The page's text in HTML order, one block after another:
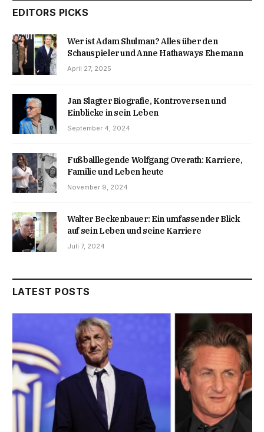
EDITORS PICKS
Wer ist Adam Shulman? Alles über den
Schauspieler und Anne Hathaways Ehemann
April 27, 2025
Jan Slagter Biografie, Kontroversen und
Einblicke in sein Leben
September 4, 2024
Fußballlegende Wolfgang Overath: Karriere,
Familie und Leben heute
November 9, 2024
Walter Beckenbauer: Ein umfassender Blick
auf sein Leben und seine Karriere
Juli 7, 2024
LATEST POSTS